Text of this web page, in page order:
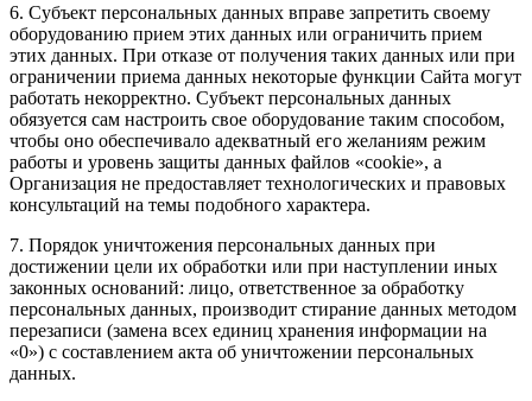
6. Субъект персональных данных вправе запретить своему
оборудованию прием этих данных или ограничить прием
этих данных. При отказе от получения таких данных или при
ограничении приема данных некоторые функции Сайта могут
работать некорректно. Субъект персональных данных
обязуется сам настроить свое оборудование таким способом,
чтобы оно обеспечивало адекватный его желаниям режим
работы и уровень защиты данных файлов «cookie», а
Организация не предоставляет технологических и правовых
консультаций на темы подобного характера.
7. Порядок уничтожения персональных данных при
достижении цели их обработки или при наступлении иных
законных оснований: лицо, ответственное за обработку
персональных данных, производит стирание данных методом
перезаписи (замена всех единиц хранения информации на
«0») с составлением акта об уничтожении персональных
данных.